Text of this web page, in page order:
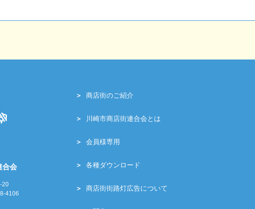
合会
20
4106
商店街のご紹介
川崎市商店街連合会とは
会員様専用
各種ダウンロード
商店街街路灯広告について